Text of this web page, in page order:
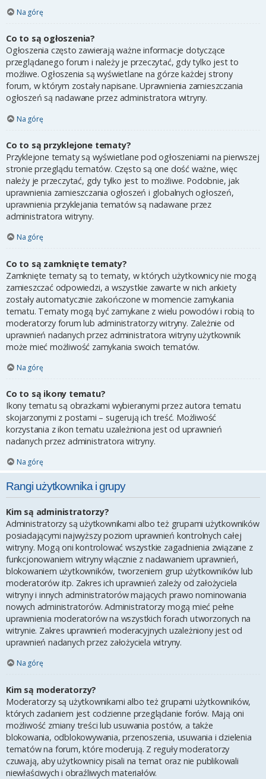
Na górę
Co to są ogłoszenia?
Ogłoszenia często zawierają ważne informacje dotyczące
przeglądanego forum i należy je przeczytać, gdy tylko jest to
możliwe. Ogłoszenia są wyświetlane na górze każdej strony
forum, w którym zostały napisane. Uprawnienia zamieszczania
ogłoszeń są nadawane przez administratora witryny.
Na górę
Co to są przyklejone tematy?
Przyklejone tematy są wyświetlane pod ogłoszeniami na pierwszej
stronie przeglądu tematów. Często są one dość ważne, więc
należy je przeczytać, gdy tylko jest to możliwe. Podobnie, jak
uprawnienia zamieszczania ogłoszeń i globalnych ogłoszeń,
uprawnienia przyklejania tematów są nadawane przez
administratora witryny.
Na górę
Co to są zamknięte tematy?
Zamknięte tematy są to tematy, w których użytkownicy nie mogą
zamieszczać odpowiedzi, a wszystkie zawarte w nich ankiety
zostały automatycznie zakończone w momencie zamykania
tematu. Tematy mogą być zamykane z wielu powodów i robią to
moderatorzy forum lub administratorzy witryny. Zależnie od
uprawnień nadanych przez administratora witryny użytkownik
może mieć możliwość zamykania swoich tematów.
Na górę
Co to są ikony tematu?
Ikony tematu są obrazkami wybieranymi przez autora tematu
skojarzonymi z postami – sugerują ich treść. Możliwość
korzystania z ikon tematu uzależniona jest od uprawnień
nadanych przez administratora witryny.
Na górę
Rangi użytkownika i grupy
Kim są administratorzy?
Administratorzy są użytkownikami albo też grupami użytkowników
posiadającymi najwyższy poziom uprawnień kontrolnych całej
witryny. Mogą oni kontrolować wszystkie zagadnienia związane z
funkcjonowaniem witryny włącznie z nadawaniem uprawnień,
blokowaniem użytkowników, tworzeniem grup użytkowników lub
moderatorów itp. Zakres ich uprawnień zależy od założyciela
witryny i innych administratorów mających prawo nominowania
nowych administratorów. Administratorzy mogą mieć pełne
uprawnienia moderatorów na wszystkich forach utworzonych na
witrynie. Zakres uprawnień moderacyjnych uzależniony jest od
uprawnień nadanych przez założyciela witryny.
Na górę
Kim są moderatorzy?
Moderatorzy są użytkownikami albo też grupami użytkowników,
których zadaniem jest codzienne przeglądanie forów. Mają oni
możliwość zmiany treści lub usuwania postów, a także
blokowania, odblokowywania, przenoszenia, usuwania i dzielenia
tematów na forum, które moderują. Z reguły moderatorzy
czuwają, aby użytkownicy pisali na temat oraz nie publikowali
niewłaściwych i obraźliwych materiałów.